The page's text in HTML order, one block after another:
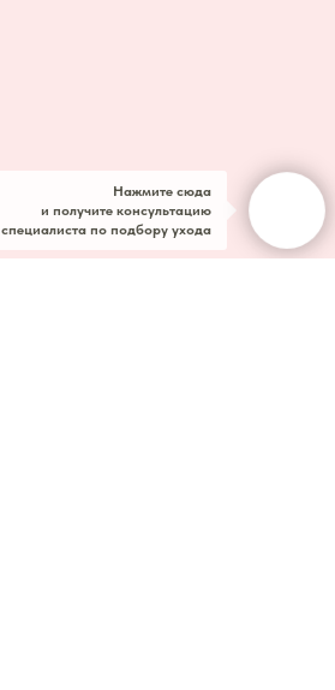
Нажмите сюда
и получите консультацию
специалиста по подбору ухода